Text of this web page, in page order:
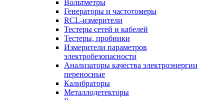
Вольтметры
Генераторы и частотомеры
RCL-измерители
Тестеры сетей и кабелей
Тестеры, пробники
Измерители параметров
электробезопасности
Анализаторы качества электроэнергии
переносные
Калибраторы
Металлодетекторы